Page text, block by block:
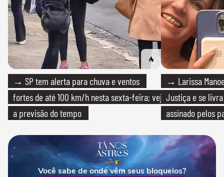
→ SP tem alerta para chuva e ventos
fortes de até 100 km/h nesta sexta-feira; veja
a previsão do tempo
→ Larissa
Justiça e se
assinado pelos
Você sabe de onde vêm seus bloqueios?